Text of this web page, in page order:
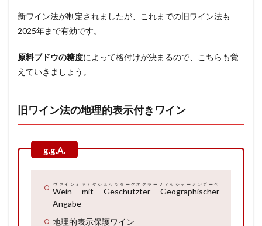
新ワイン法が制定されましたが、これまでの旧ワイン法も
2025年まで有効です。
原料ブドウの糖度によって格付けが決まるので、こちらも覚
えていきましょう。
旧ワイン法の地理的表示付きワイン
Wein mit Geschutzter Geographischer
Angabe
ヴァインミットゲシュッツターゲオグラーフィッシャーアンガーベ
地理的表示保護ワイン